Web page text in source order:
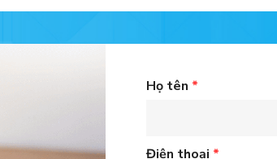
Họ tên *
Điện thoại *